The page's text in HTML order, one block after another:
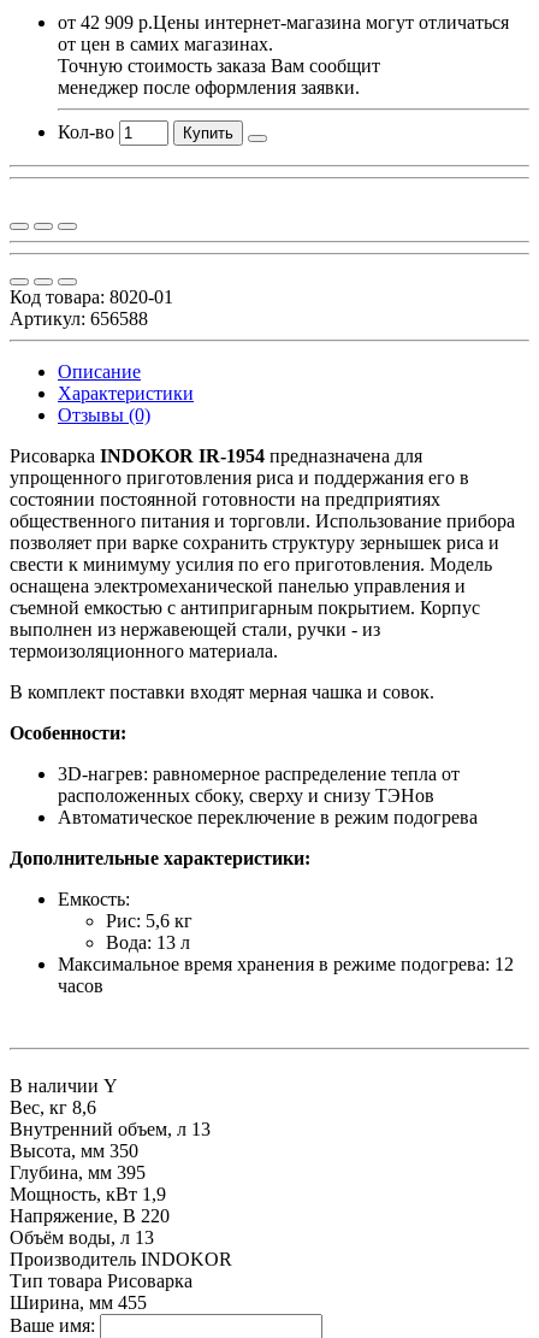
от 42 909 р.Цены интернет-магазина могут отличаться
от цен в самих магазинах.
Точную стоимость заказа Вам сообщит
менеджер после оформления заявки.
Кол-во Купить
Код товара: 8020-01
Артикул: 656588
Описание
Характеристики
Отзывы (0)
Рисоварка INDOKOR IR-1954 предназначена для
упрощенного приготовления риса и поддержания его в
состоянии постоянной готовности на предприятиях
общественного питания и торговли. Использование прибора
позволяет при варке сохранить структуру зернышек риса и
свести к минимуму усилия по его приготовления. Модель
оснащена электромеханической панелью управления и
съемной емкостью с антипригарным покрытием. Корпус
выполнен из нержавеющей стали, ручки - из
термоизоляционного материала.
В комплект поставки входят мерная чашка и совок.
Особенности:
3D-нагрев: равномерное распределение тепла от
расположенных сбоку, сверху и снизу ТЭНов
Автоматическое переключение в режим подогрева
Дополнительные характеристики:
Емкость:
Рис: 5,6 кг
Вода: 13 л
Максимальное время хранения в режиме подогрева: 12
часов
В наличии Y
Вес, кг 8,6
Внутренний объем, л 13
Высота, мм 350
Глубина, мм 395
Мощность, кВт 1,9
Напряжение, В 220
Объём воды, л 13
Производитель INDOKOR
Тип товара Рисоварка
Ширина, мм 455
Ваше имя: